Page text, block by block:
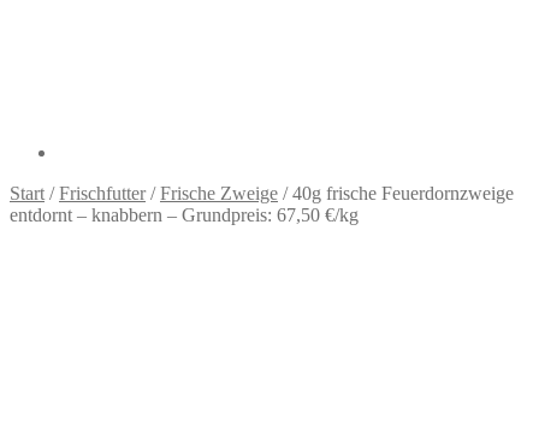
Start /Frischfutter/Frische Zweige /40g frische Feuerdornzweige
entdornt – knabbern – Grundpreis: 67,50 €/kg